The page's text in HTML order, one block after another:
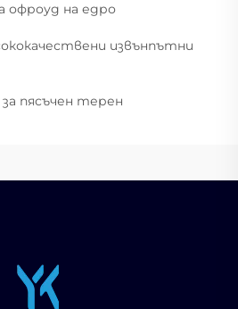
офроуд на едро
извънпътни
пясъчен терен